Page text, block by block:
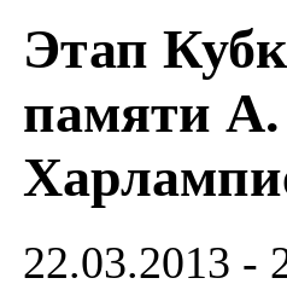
Этап
памяти А.
22.03.2013 -